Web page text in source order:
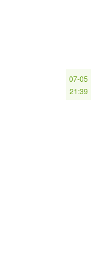
07-05
21:39